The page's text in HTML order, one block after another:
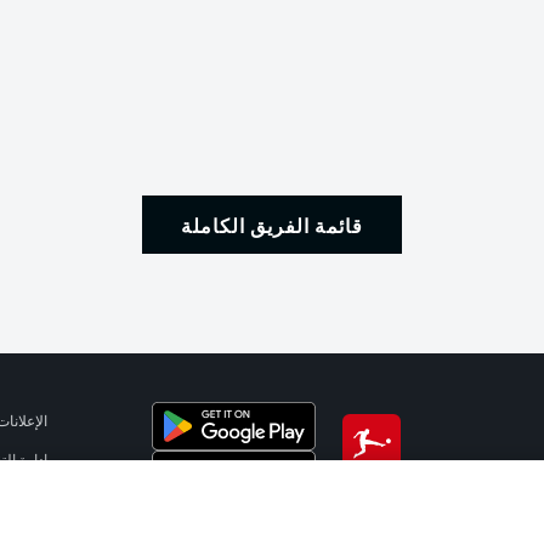
قائمة الفريق الكاملة
إدارة